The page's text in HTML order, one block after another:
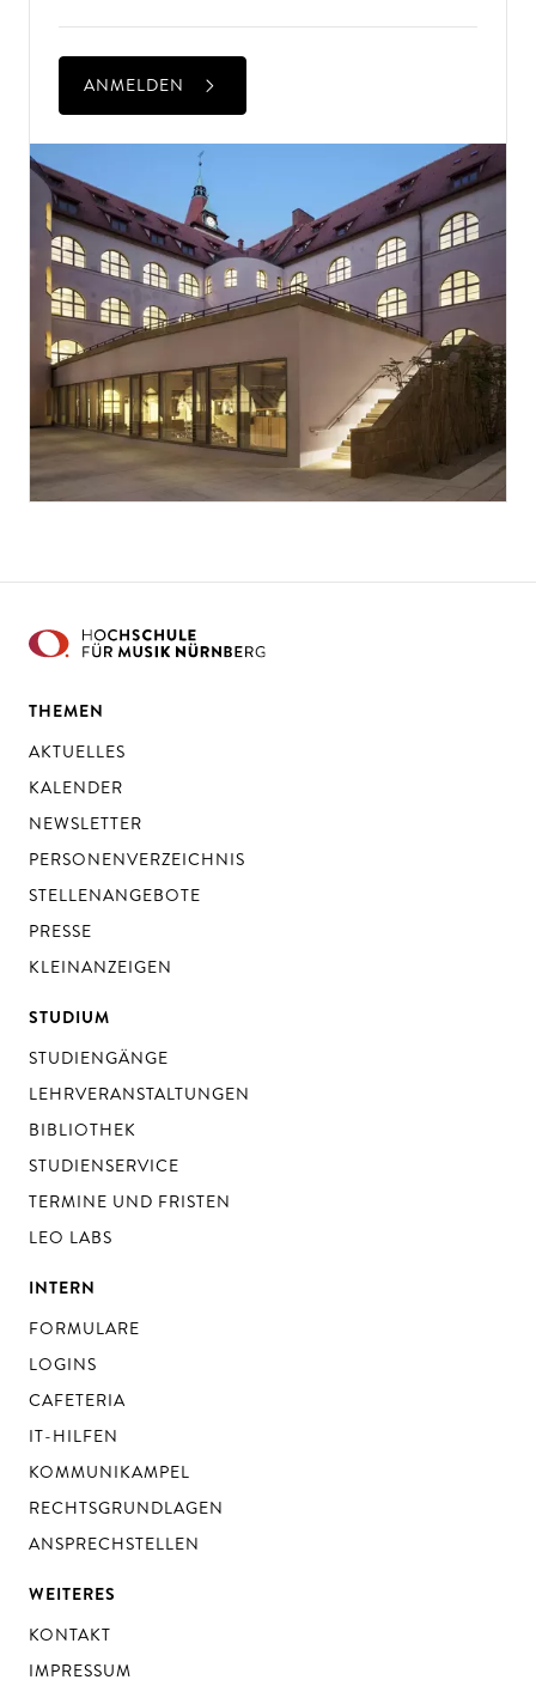
ANMELDEN
THEMEN
AKTUELLES
KALENDER
NEWSLETTER
PERSONENVERZEICHNIS
STELLENANGEBOTE
PRESSE
KLEINANZEIGEN
STUDIUM
STUDIENGÄNGE
LEHRVERANSTALTUNGEN
BIBLIOTHEK
STUDIENSERVICE
TERMINE UND FRISTEN
LEO LABS
INTERN
FORMULARE
LOGINS
CAFETERIA
IT-HILFEN
KOMMUNIKAMPEL
RECHTSGRUNDLAGEN
ANSPRECHSTELLEN
WEITERES
KONTAKT
IMPRESSUM